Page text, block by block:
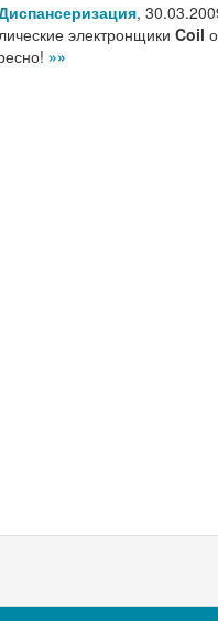
,
электронщикиCoil
»»